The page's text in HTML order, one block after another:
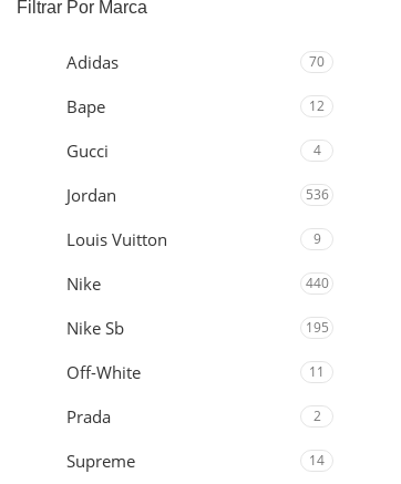
Filtrar Por Marca
Adidas 70
Bape 12
Gucci 4
Jordan 536
Louis Vuitton 9
Nike 440
Nike Sb 195
Off-White 11
Prada 2
Supreme 14